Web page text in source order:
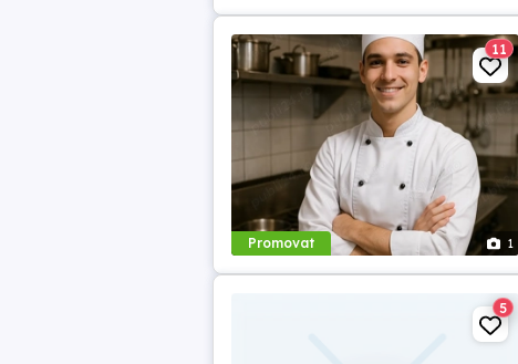
Promovat 1
11
5